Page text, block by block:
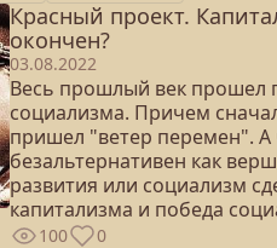
Красный проект.
окончен?
03.08.2022
Весь прошлый век прошел
социализма. Причем
пришел "ветер перемен". А
безальтернативен как
развития или социализм
капитализма и победа
100 0